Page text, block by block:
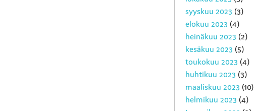
syyskuu 2023 (3)
elokuu 2023 (4)
heinäkuu 2023 (2)
kesäkuu 2023 (5)
toukokuu 2023 (4)
huhtikuu 2023 (3)
maaliskuu 2023 (10)
helmikuu 2023 (4)